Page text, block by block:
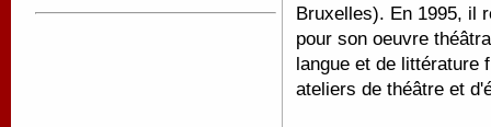
Bruxelles). En 1995, il
pour son oeuvre
langue et de littérature
ateliers de théâtre et